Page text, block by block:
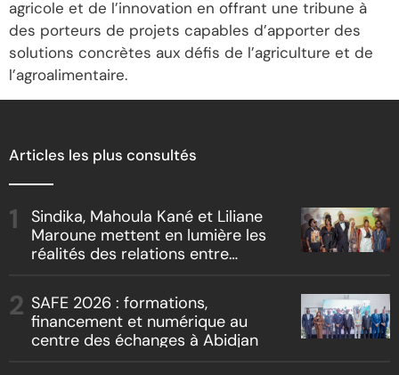
agricole et de l’innovation en offrant une tribune à
des porteurs de projets capables d’apporter des
solutions concrètes aux défis de l’agriculture et de
l’agroalimentaire.
Articles les plus consultés
Sindika, Mahoula Kané et Liliane
Maroune mettent en lumière les
réalités des relations entre
« Boss vs Boss »
SAFE 2026 : formations,
financement et numérique au
centre des échanges à Abidjan